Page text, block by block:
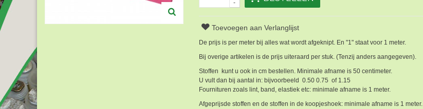
-
Toevoegen aan Verlanglijst
De prijs is per meter bij alles wat wordt afgeknipt. En "1" staat voor 1 meter.
Bij overige artikelen is de prijs uiteraard per stuk. (Tenzij anders aangegeven).
Stoffen kunt u ook in cm bestellen. Minimale afname is 50 centimeter.
U vult dan bij aantal in: bijvoorbeeld 0.50 0.75 of 1.15
Fournituren zoals lint, band, elastiek etc: minimale afname is 1 meter.
Afgeprijsde stoffen en de stoffen in de koopjeshoek: minimale afname is 1 meter.